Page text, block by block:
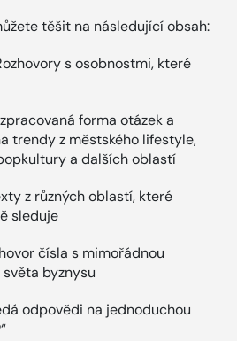
těšit na následující obsah:
s osobnostmi, které
forma otázek a
trendy z městského lifestyle,
a dalších oblastí
z různých oblastí, které
sleduje
čísla s mimořádnou
byznysu
odpovědi na jednoduchou